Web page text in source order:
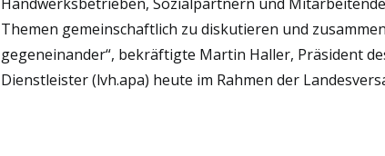
Themen gemeinschaftlich zu diskutieren und
gegeneinander“, bekräftigte Martin Haller, Präsident
Dienstleister (lvh.apa) heute im Rahmen der